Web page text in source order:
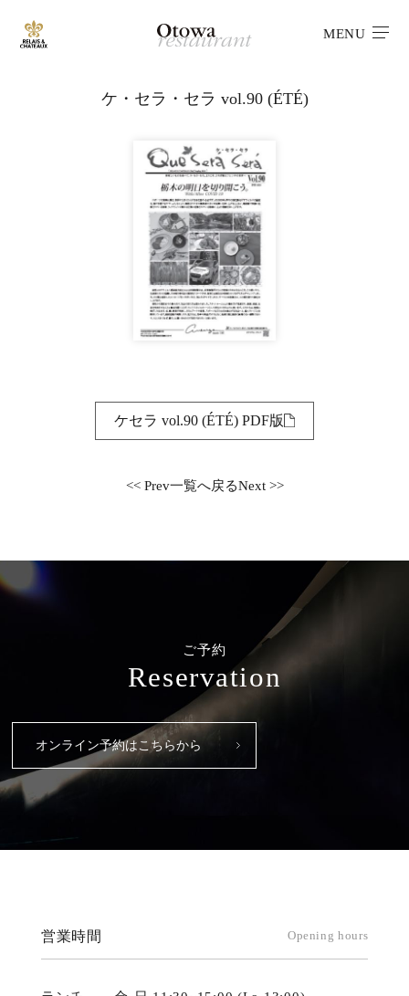
MENU
ケ・セラ・セラ vol.90 (ÉTÉ)
ケセラ vol.90 (ÉTÉ) PDF版
<< Prev一覧へ戻るNext >>
ご予約
Reservation
オンライン予約はこちらから
営業時間 Opening hours